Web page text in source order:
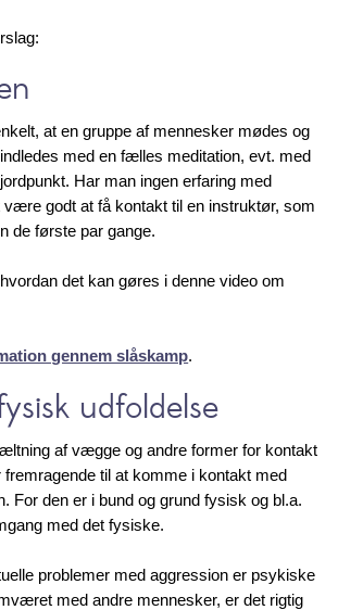
at en gruppe af mennesker mødes og
med en fælles meditation, evt. med
Har man ingen erfaring med
godt at få kontakt til en instruktør, som
de første par gange.
det kan gøres i denne video om
gennem slåskamp.
udfoldelse
af vægge og andre former for kontakt
til at komme i kontakt med
For den er i bund og grund fysisk og bl.a.
med det fysiske.
problemer med aggression er psykiske
med andre mennesker, er det rigtig